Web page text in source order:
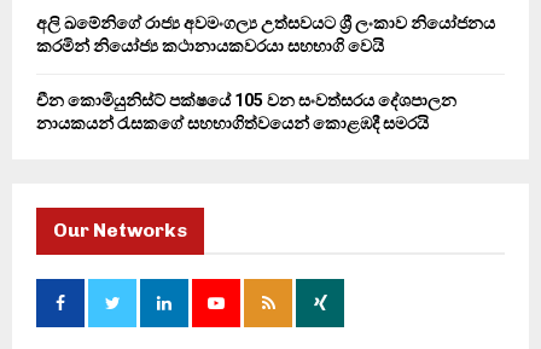
අලි ඛමේනිගේ රාජ්‍ය අවමංගල්‍ය උත්සවයට ශ්‍රී ලංකාව නියෝජනය
කරමින් නියෝජ්‍ය කථානායකවරයා සහභාගි වෙයි
චීන කොමියුනිස්ට් පක්ෂයේ 105 වන සංවත්සරය දේශපාලන
නායකයන් රැසකගේ සහභාගිත්වයෙන් කොළඹදී සමරයි
Our Networks